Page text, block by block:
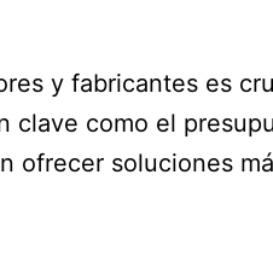
y fabricantes es
como el
ofrecer soluciones